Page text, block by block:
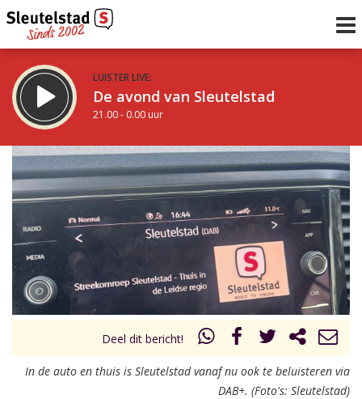
LUISTER LIVE:
De avond van Sleutelstad
21.00 - 0.00 uur
STRAKS:
De nacht van Sleutelstad
0.00 - 6.00 uur
Vorig uur
uur 1 van 0 Volgend uur
Deel dit bericht!
In de auto en thuis is Sleutelstad vanaf nu ook te beluisteren via
DAB+. (Foto's: Sleutelstad)